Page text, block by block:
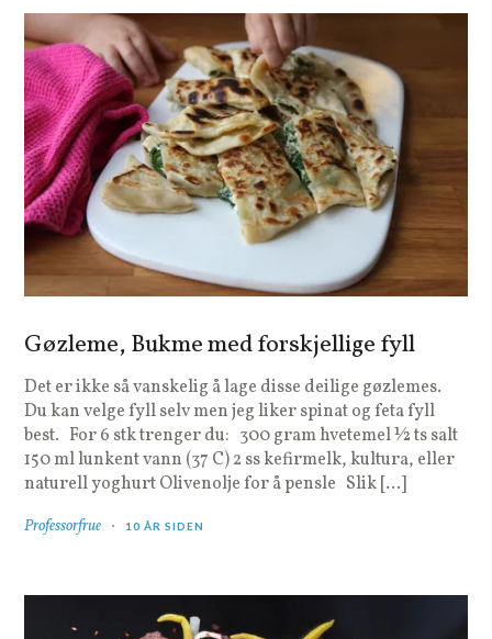
Gøzleme, Bukme med forskjellige fyll
Det er ikke så vanskelig å lage disse deilige gøzlemes.
Du kan velge fyll selv men jeg liker spinat og feta fyll
best. For 6 stk trenger du: 300 gram hvetemel ½ ts salt
150 ml lunkent vann (37 C) 2 ss kefirmelk, kultura, eller
naturell yoghurt Olivenolje for å pensle Slik […]
Professorfrue 10 ÅR SIDEN